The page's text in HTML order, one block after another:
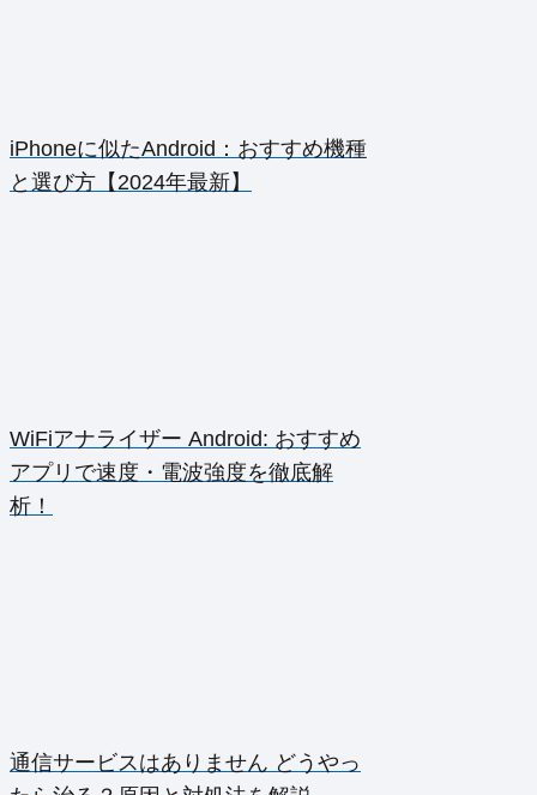
iPhoneに似たAndroid：おすすめ機種
と選び方【2024年最新】
WiFiアナライザー Android: おすすめ
アプリで速度・電波強度を徹底解
析！
通信サービスはありません どうやっ